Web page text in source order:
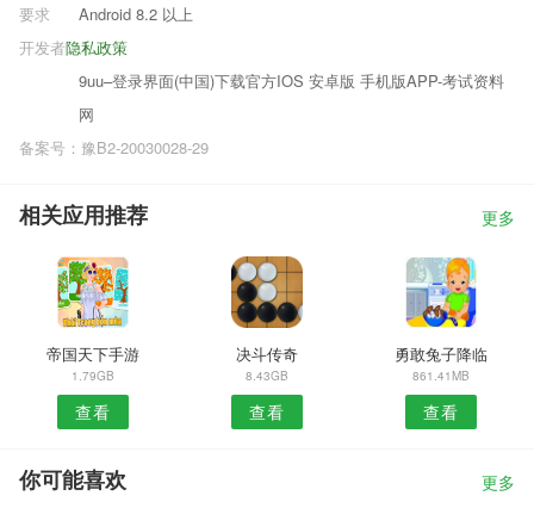
要求
Android 8.2 以上
隐私政策
开发者
9uu–登录界面(中国)下载官方IOS 安卓版 手机版APP-考试资料
网
备案号：豫B2-20030028-29
相关应用推荐 更多
帝国天下手游
1.79GB
查看
决斗传奇
8.43GB
查看
勇敢兔子降临
861.41MB
查看
你可能喜欢 更多